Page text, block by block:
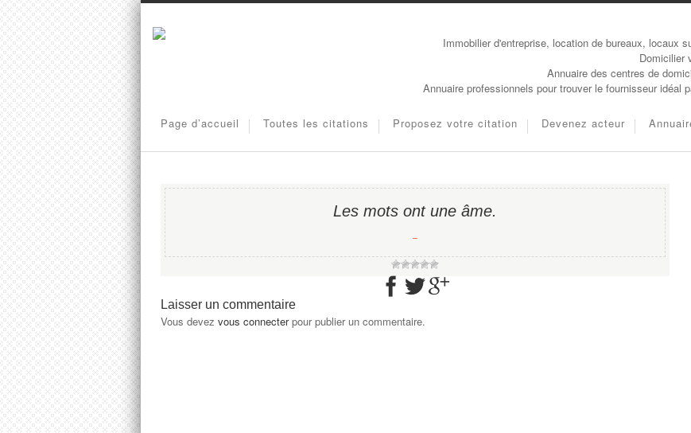
Immobilier d'entreprise, location de bureaux, locaux
Domicilier
Annuaire des centres de
Annuaire professionnels pour trouver le fournisseur idéal
Page d’accueil Toutes les citations Proposez votre citation Devenez acteur
Les mots ont une âme.
−
Laisser un commentaire
Vous devez vous connecterpour publier un commentaire.